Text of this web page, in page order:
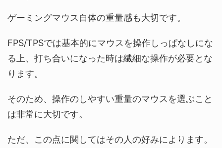
ゲーミングマウス自体の重量感も大切です。
FPS/TPSでは基本的にマウスを操作しっぱなしにな
る上、打ち合いになった時は繊細な操作が必要とな
ります。
そのため、操作のしやすい重量のマウスを選ぶこと
は非常に大切です。
ただ、この点に関してはその人の好みによります。